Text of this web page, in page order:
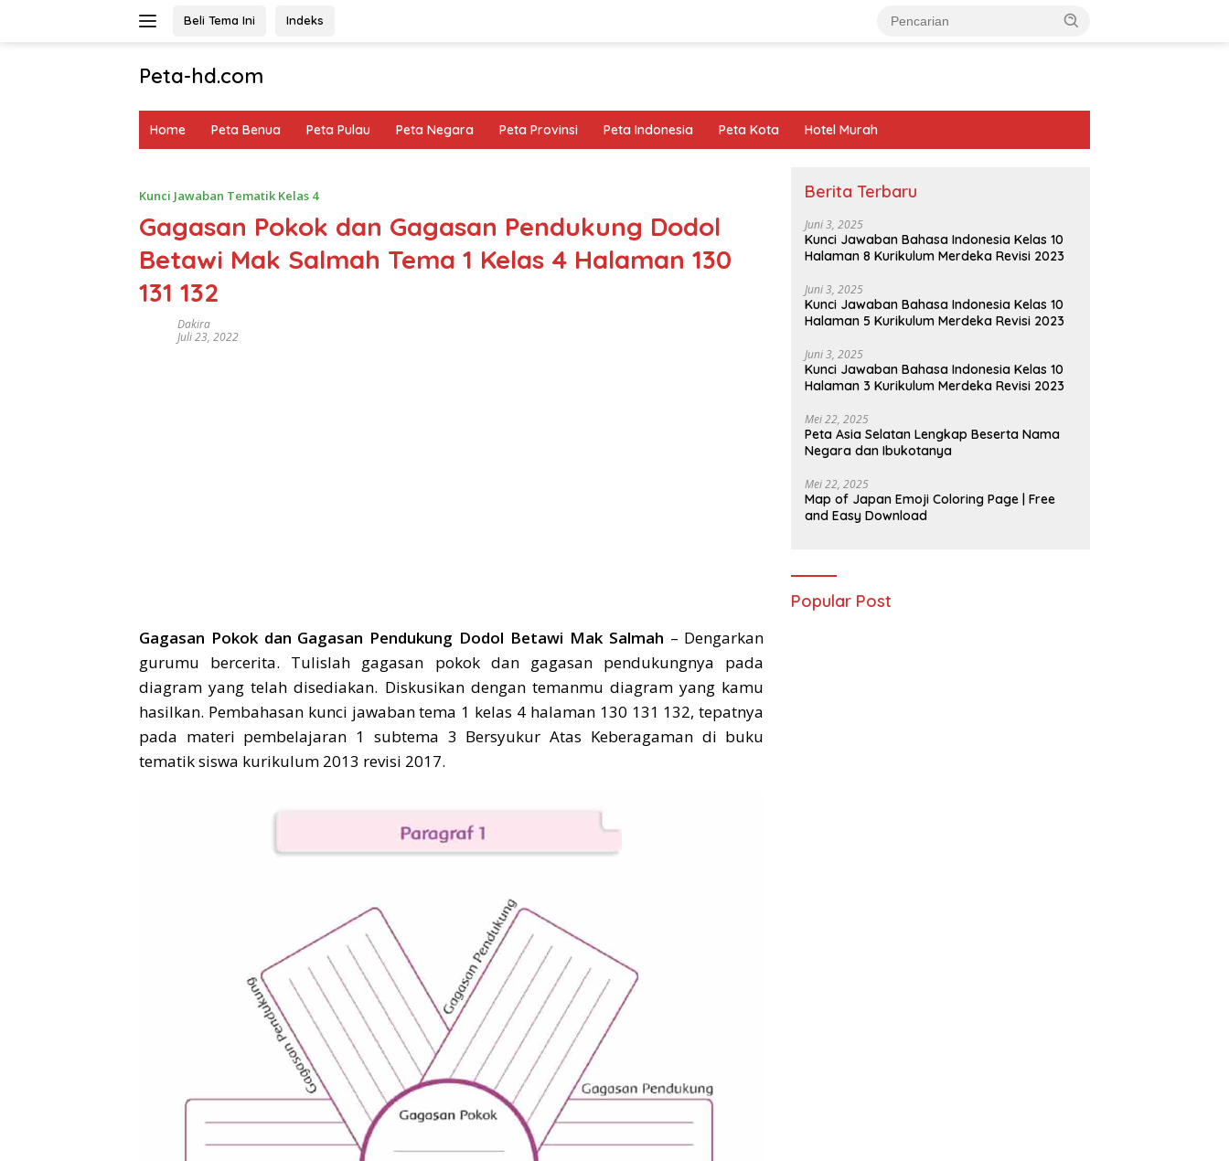
Beli Tema Ini Indeks
Peta-hd.com
Gambar
Home Peta Benua Peta Pulau Peta Negara Peta Provinsi Peta Indonesia Peta Kota Hotel Murah
Kunci Jawaban Tematik Kelas 4
Gagasan Pokok dan Gagasan Pendukung Dodol
Betawi Mak Salmah Tema 1 Kelas 4 Halaman 130
131 132
Dakira
Juli 23, 2022
Gagasan Pokok dan Gagasan Pendukung Dodol Betawi Mak Salmah – Dengarkan
gurumu bercerita. Tulislah gagasan pokok dan gagasan pendukungnya pada
diagram yang telah disediakan. Diskusikan dengan temanmu diagram yang kamu
hasilkan. Pembahasan kunci jawaban tema 1 kelas 4 halaman 130 131 132, tepatnya
pada materi pembelajaran 1 subtema 3 Bersyukur Atas Keberagaman di buku
tematik siswa kurikulum 2013 revisi 2017.
Berita Terbaru
Juni 3, 2025
Kunci Jawaban Bahasa Indonesia Kelas 10
Halaman 8 Kurikulum Merdeka Revisi 2023
Juni 3, 2025
Kunci Jawaban Bahasa Indonesia Kelas 10
Halaman 5 Kurikulum Merdeka Revisi 2023
Juni 3, 2025
Kunci Jawaban Bahasa Indonesia Kelas 10
Halaman 3 Kurikulum Merdeka Revisi 2023
Mei 22, 2025
Peta Asia Selatan Lengkap Beserta Nama
Negara dan Ibukotanya
Mei 22, 2025
Map of Japan Emoji Coloring Page | Free
and Easy Download
Popular Post